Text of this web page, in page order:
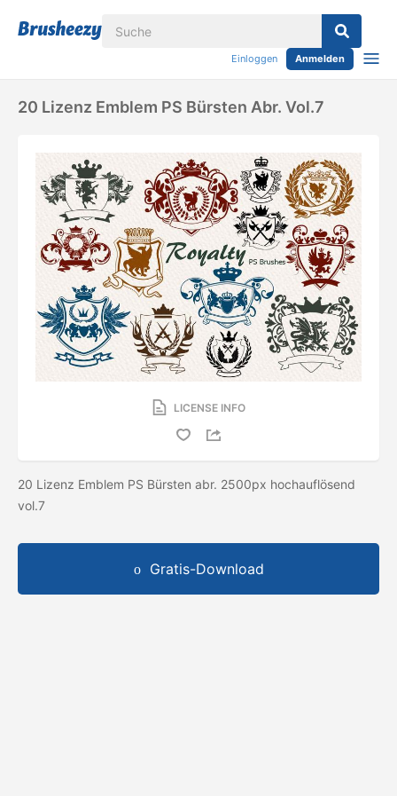
Einloggen Anmelden
20 Lizenz Emblem PS Bürsten Abr. Vol.7
LICENSE INFO
20 Lizenz Emblem PS Bürsten abr. 2500px hochauflösend
vol.7
Gratis-Download